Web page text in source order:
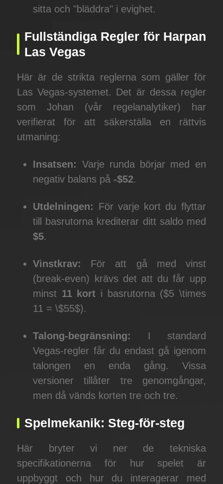
sitta och "bläddra" i evighet.
Fullständiga Regler för Harpan
Las Vegas
Här är de strikta reglerna som gäller för
Las Vegas-systemet. Det är dessa regler
som Johan (vår regelanalytiker) har
verifierat för att säkerställa en rättvis
utmaning:
Insatsen: Varje runda börjar med en
negativ balans på -$52.
Utdelningen: För varje kort du flyttar
till basrutorna krediterar ditt saldo med
$5.
Vinstkrav:
För att gå med vinst
(break-even) krävs det att du får upp
minst 11 kort i basrutorna ($5 \times
11 = \$55$).
Talong-begränsning:
I standard
Vegas-regler får du endast gå igenom
talongen en enda gång. Vissa
versioner tillåter tre genomgångar,
men då vänds korten tre och tre.
Spelmekanik: Steg-för-steg
Här bryter vi ner de tekniska
specifikationerna för hur spelet är
uppbyggt och hur du interagerar med